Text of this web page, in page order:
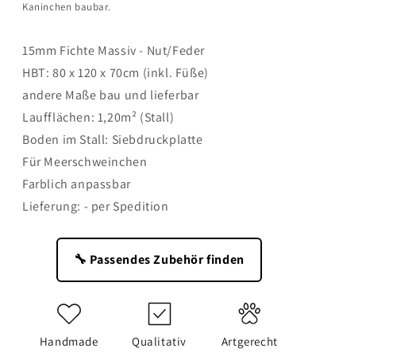
Kaninchen baubar.
15mm Fichte Massiv - Nut/Feder
HBT: 80 x 120 x 70cm (inkl. Füße)
andere Maße bau und lieferbar
Laufflächen: 1,20m² (Stall)
Boden im Stall: Siebdruckplatte
Für Meerschweinchen
Farblich anpassbar
Lieferung: - per Spedition
🔧 Passendes Zubehör finden
Handmade Qualitativ Artgerecht